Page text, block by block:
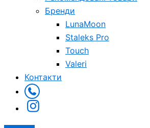
Бренди
LunaMoon
Staleks Pro
Touch
Valeri
Контакти